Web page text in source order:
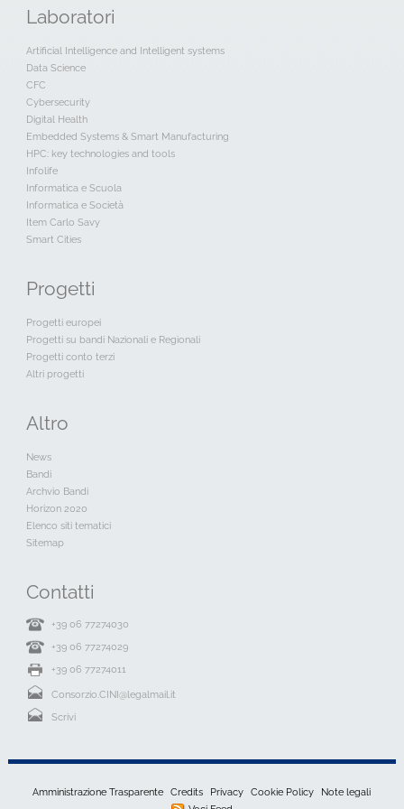
Laboratori
Artificial Intelligence and Intelligent systems
Data Science
CFC
Cybersecurity
Digital Health
Embedded Systems & Smart Manufacturing
HPC: key technologies and tools
Infolife
Informatica e Scuola
Informatica e Società
Item Carlo Savy
Smart Cities
Progetti
Progetti europei
Progetti su bandi Nazionali e Regionali
Progetti conto terzi
Altri progetti
Altro
News
Bandi
Archvio Bandi
Horizon 2020
Elenco siti tematici
Sitemap
Contatti
+39 06 77274030
+39 06 77274029
+39 06 77274011
Consorzio.CINI@legalmail.it
Scrivi
Amministrazione Trasparente Credits Privacy Cookie Policy
Note legali